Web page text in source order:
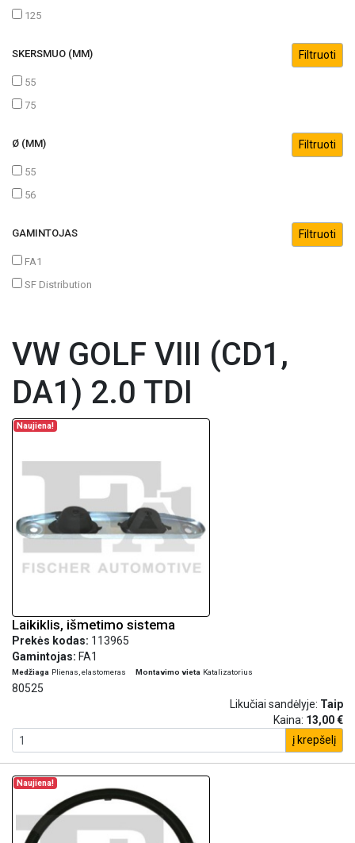
125
SKERSMUO (MM)
55
75
Ø (MM)
55
56
GAMINTOJAS
FA1
SF Distribution
VW GOLF VIII (CD1,
DA1) 2.0 TDI
Naujiena!
Laikiklis, išmetimo sistema
Prekės kodas: 113965
Gamintojas: FA1
Medžiaga Plienas, elastomeras Montavimo vieta Katalizatorius
80525
Likučiai sandėlyje: Taip
Kaina: 13,00 €
į krepšelį
Naujiena!